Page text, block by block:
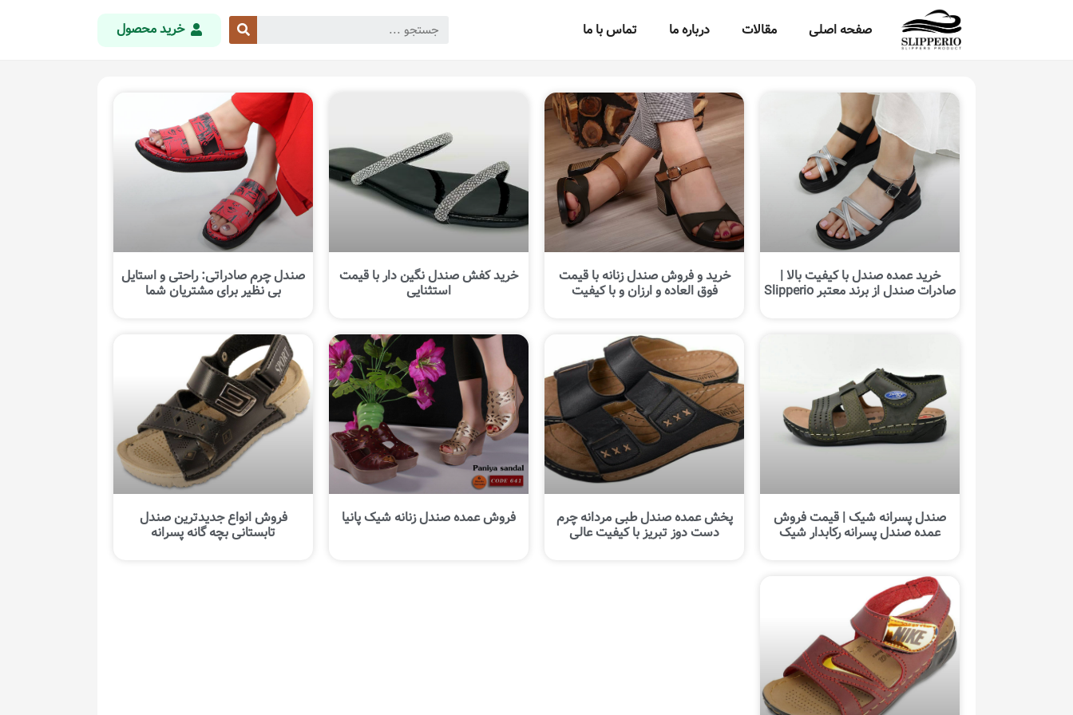
صفحه اصلی مقالات درباره ما تماس با ما خرید محصول
خرید عمده صندل با کیفیت بالا |
صادرات صندل از برند معتبر Slipperio
خرید و فروش صندل زنانه با قیمت
فوق العاده و ارزان و با کیفیت
خرید کفش صندل نگین دار با قیمت
استثنایی
صندل چرم صادراتی: راحتی و استایل
بی نظیر برای مشتریان شما
صندل پسرانه شیک | قیمت فروش
عمده صندل پسرانه رکابدار شیک
پخش عمده صندل طبی مردانه چرم
دست دوز تبریز با کیفیت عالی
فروش عمده صندل زنانه شیک پانیا فروش انواع جدیدترین صندل
تابستانی بچه گانه پسرانه